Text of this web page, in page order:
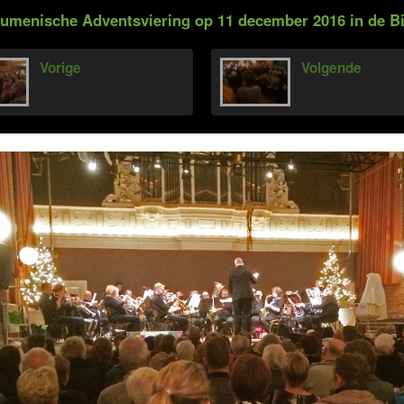
Adventsviering op 11 december 2016 in de
Vorige Volgende